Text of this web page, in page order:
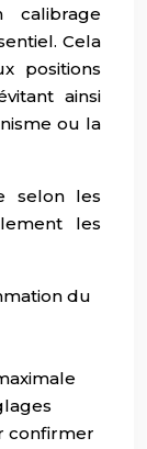
calibrage
Cela
positions
ainsi
ou la
selon les
les
du
confirmer